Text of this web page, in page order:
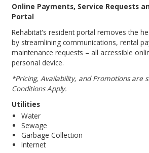
Online Payments, Service Requests
Portal
Rehabitat's resident portal removes the
by streamlining communications, rental
maintenance requests – all accessible
personal device.
*Pricing, Availability, and Promotions are
Conditions Apply.
Utilities
Water
Sewage
Garbage Collection
Internet